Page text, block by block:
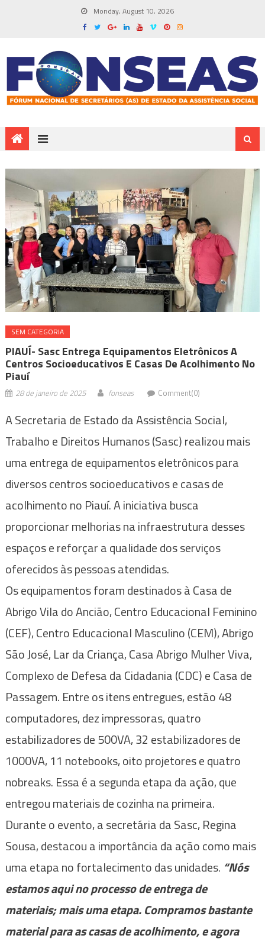
Monday, August 10, 2026
SEM CATEGORIA
PIAUÍ- Sasc Entrega Equipamentos Eletrônicos A
Centros Socioeducativos E Casas De Acolhimento No
Piauí
28 de janeiro de 2025 fonseas Comment(0)
A Secretaria de Estado da Assistência Social,
Trabalho e Direitos Humanos (Sasc) realizou mais
uma entrega de equipamentos eletrônicos para
diversos centros socioeducativos e casas de
acolhimento no Piauí. A iniciativa busca
proporcionar melhorias na infraestrutura desses
espaços e reforçar a qualidade dos serviços
oferecidos às pessoas atendidas.
Os equipamentos foram destinados à Casa de
Abrigo Vila do Ancião, Centro Educacional Feminino
(CEF), Centro Educacional Masculino (CEM), Abrigo
São José, Lar da Criança, Casa Abrigo Mulher Viva,
Complexo de Defesa da Cidadania (CDC) e Casa de
Passagem. Entre os itens entregues, estão 48
computadores, dez impressoras, quatro
estabilizadores de 500VA, 32 estabilizadores de
1000VA, 11 notebooks, oito projetores e quatro
nobreaks. Essa é a segunda etapa da ação, que
entregou materiais de cozinha na primeira.
Durante o evento, a secretária da Sasc, Regina
Sousa, destacou a importância da ação como mais
uma etapa no fortalecimento das unidades. “Nós
estamos aqui no processo de entrega de
materiais; mais uma etapa. Compramos bastante
material para as casas de acolhimento, e agora